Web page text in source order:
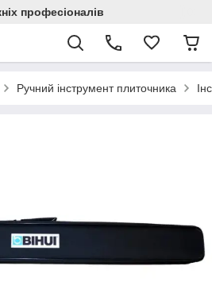
професіоналів
Ручний інструмент плиточника